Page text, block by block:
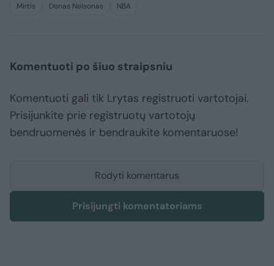
Mirtis Donas Nelsonas NBA
Komentuoti po šiuo straipsniu
Komentuoti gali tik Lrytas registruoti vartotojai.
Prisijunkite prie registruotų vartotojų
bendruomenės ir bendraukite komentaruose!
Rodyti komentarus
Prisijungti komentatoriams